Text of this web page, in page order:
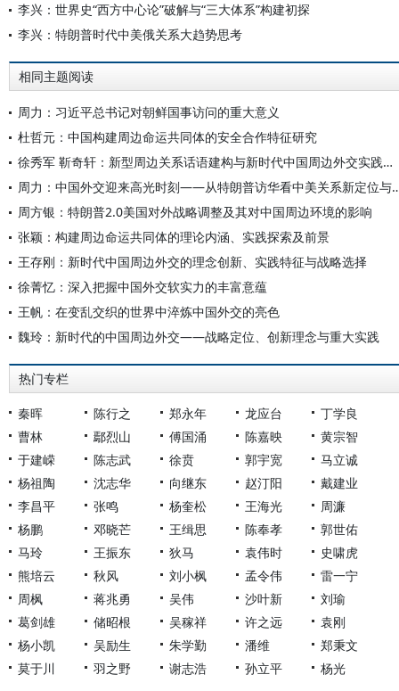
李兴：世界史“西方中心论”破解与“三大体系”构建初探
李兴：特朗普时代中美俄关系大趋势思考
相同主题阅读
周力：习近平总书记对朝鲜国事访问的重大意义
杜哲元：中国构建周边命运共同体的安全合作特征研究
徐秀军 靳奇轩：新型周边关系话语建构与新时代中国周边外交实践路径
周力：中国外交迎来高光时刻
周方银：特朗普2.0美国对外战略调整及其对中国周边环境的影响
张颖：构建周边命运共同体的理论内涵、实践探索及前景
王存刚：新时代中国周边外交的理念创新、实践特征与战略选择
徐菁忆：深入把握中国外交软实力的丰富意蕴
王帆：在变乱交织的世界中淬炼中国外交的亮色
魏玲：新时代的中国周边外交——战略定位、创新理念与重大实践
热门专栏
秦晖 陈行之 郑永年 龙应台
丁学良
曹林
鄢烈山 傅国涌 陈嘉映
黄宗智
于建嵘
陈志武 徐贲 郭宇宽
马立诚
杨祖陶
沈志华 向继东 赵汀阳
戴建业
李昌平
张鸣 杨奎松 王海光
周濂
杨鹏
邓晓芒 王缉思 陈奉孝
郭世佑
马玲
王振东 狄马 袁伟时
史啸虎
熊培云
秋风 刘小枫 孟令伟
雷一宁
周枫
蒋兆勇 吴伟 沙叶新
刘瑜
葛剑雄
储昭根 吴稼祥 许之远
袁刚
杨小凯
吴励生 朱学勤 潘维
郑秉文
莫于川
羽之野 谢志浩 孙立平 杨光